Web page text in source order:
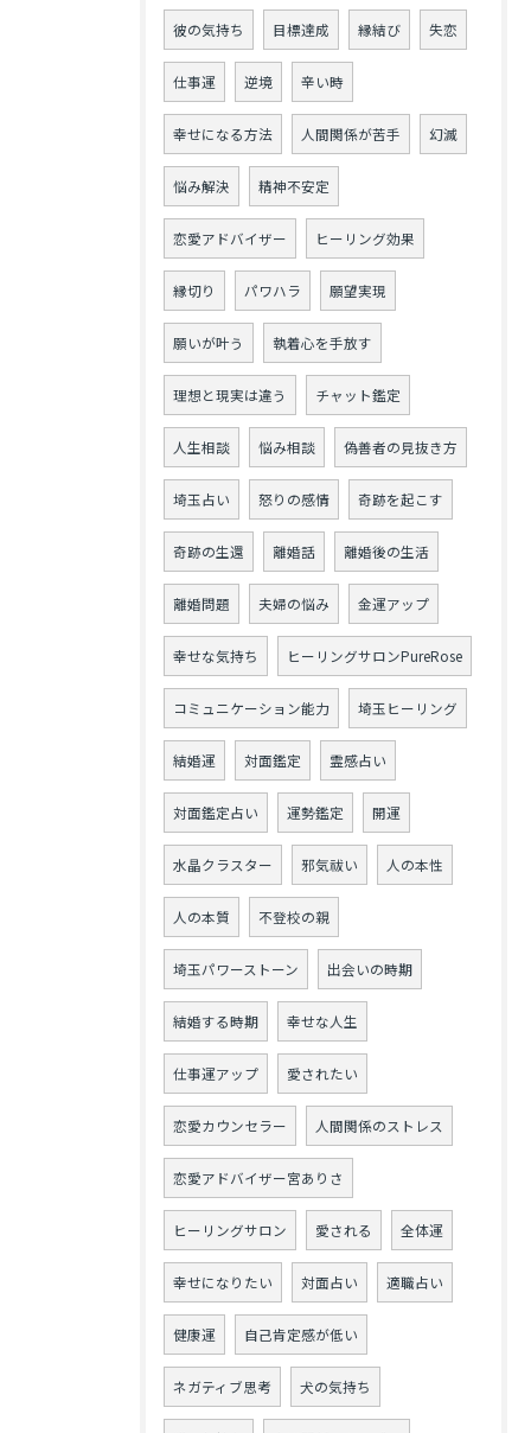
彼の気持ち 目標達成 縁結び 失恋
仕事運 逆境 辛い時
幸せになる方法 人間関係が苦手 幻滅
悩み解決 精神不安定
恋愛アドバイザー ヒーリング効果
縁切り パワハラ 願望実現
願いが叶う 執着心を手放す
理想と現実は違う チャット鑑定
人生相談 悩み相談 偽善者の見抜き方
埼玉占い 怒りの感情 奇跡を起こす
奇跡の生還 離婚話 離婚後の生活
離婚問題 夫婦の悩み 金運アップ
幸せな気持ち ヒーリングサロンPureRose
コミュニケーション能力 埼玉ヒーリング
結婚運 対面鑑定 霊感占い
対面鑑定占い 運勢鑑定 開運
水晶クラスター 邪気祓い 人の本性
人の本質 不登校の親
埼玉パワーストーン 出会いの時期
結婚する時期 幸せな人生
仕事運アップ 愛されたい
恋愛カウンセラー 人間関係のストレス
恋愛アドバイザー宮ありさ
ヒーリングサロン 愛される 全体運
幸せになりたい 対面占い 適職占い
健康運 自己肯定感が低い
ネガティブ思考 犬の気持ち